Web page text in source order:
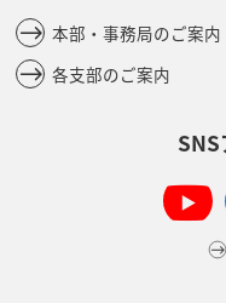
本部・事務局のご案内
各支部のご案内